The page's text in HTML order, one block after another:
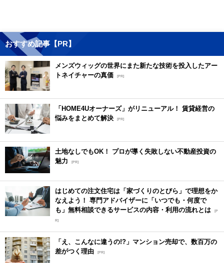
おすすめ記事【PR】
メンズウィッグの世界にまた新たな技術を投入したアー
トネイチャーの真価 [PR]
「HOME4Uオーナーズ」がリニューアル！ 賃貸経営の
悩みをまとめて解決 [PR]
土地なしでもOK！ プロが導く失敗しない不動産投資の
魅力
[PR]
はじめての注文住宅は「家づくりのとびら」で理想をか
なえよう！ 専門アドバイザーに「いつでも・何度で
も」無料相談できるサービスの内容・利用の流れとは [P
R]
「え、こんなに違うの!?」マンション売却で、数百万の
差がつく理由 [PR]